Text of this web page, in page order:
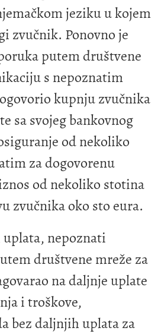
jeziku u kojem
zvučnik. Ponovno je
putem društvene
s nepoznatim
kupnju zvučnika
sa svojeg bankovnog
od nekoliko
za dogovorenu
od nekoliko stotina
zvučnika oko sto eura.
nepoznati
društvene mreže za
na daljnje uplate
i troškove,
bez daljnjih uplata za